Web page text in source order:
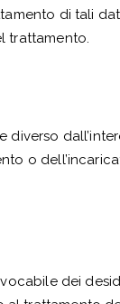
di tali
trattamento.
o
dei